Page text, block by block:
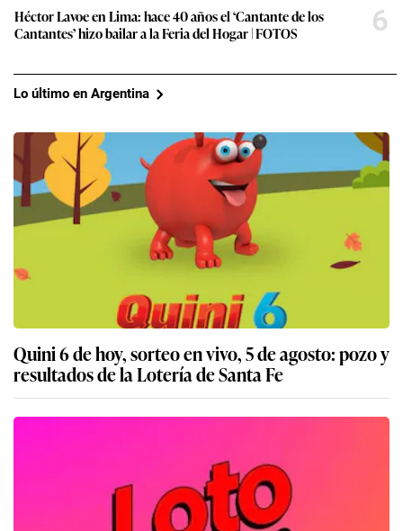
Héctor Lavoe en Lima: hace 40 años el ‘Cantante de los
Cantantes’ hizo bailar a la Feria del Hogar | FOTOS
6
Lo último en Argentina
Quini 6 de hoy, sorteo en vivo, 5 de agosto: pozo y
resultados de la Lotería de Santa Fe